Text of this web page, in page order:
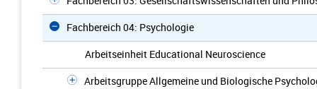
Fachbereich 04: Psychologie
Arbeitseinheit Educational Neuroscience
Arbeitsgruppe Allgemeine und Biologische